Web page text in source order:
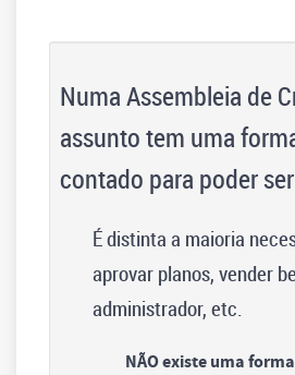
Numa Assembleia de
assunto tem uma
contado para poder
É distinta a maioria
aprovar planos, vender
administrador, etc.
NÃO existe uma